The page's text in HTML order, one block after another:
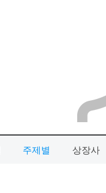
주제별 상장사